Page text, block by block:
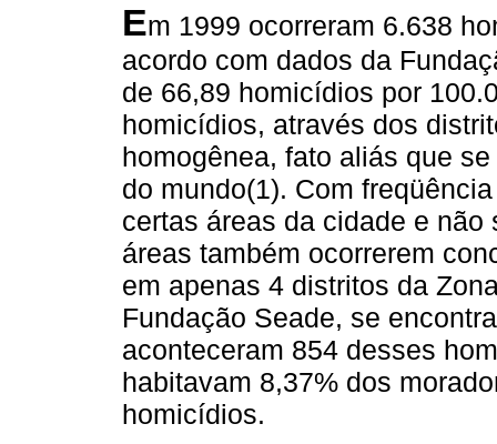
Em 1999 ocorreram 6.638
acordo com dados da
de 66,89 homicídios por
homicídios, através dos
homogênea, fato aliás que
do mundo(1). Com
certas áreas da cidade e
áreas também ocorrerem
em apenas 4 distritos da
Fundação Seade, se
aconteceram 854 desses
habitavam 8,37% dos
homicídios.